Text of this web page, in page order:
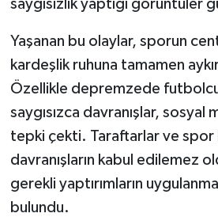
saygısızlık yaptığı görüntüler
Yaşanan bu olaylar, sporun
kardeşlik ruhuna tamamen
Özellikle depremzede
saygısızca davranışlar, sosyal
tepki çekti. Taraftarlar ve spor
davranışların kabul edilemez
gerekli yaptırımların
bulundu.